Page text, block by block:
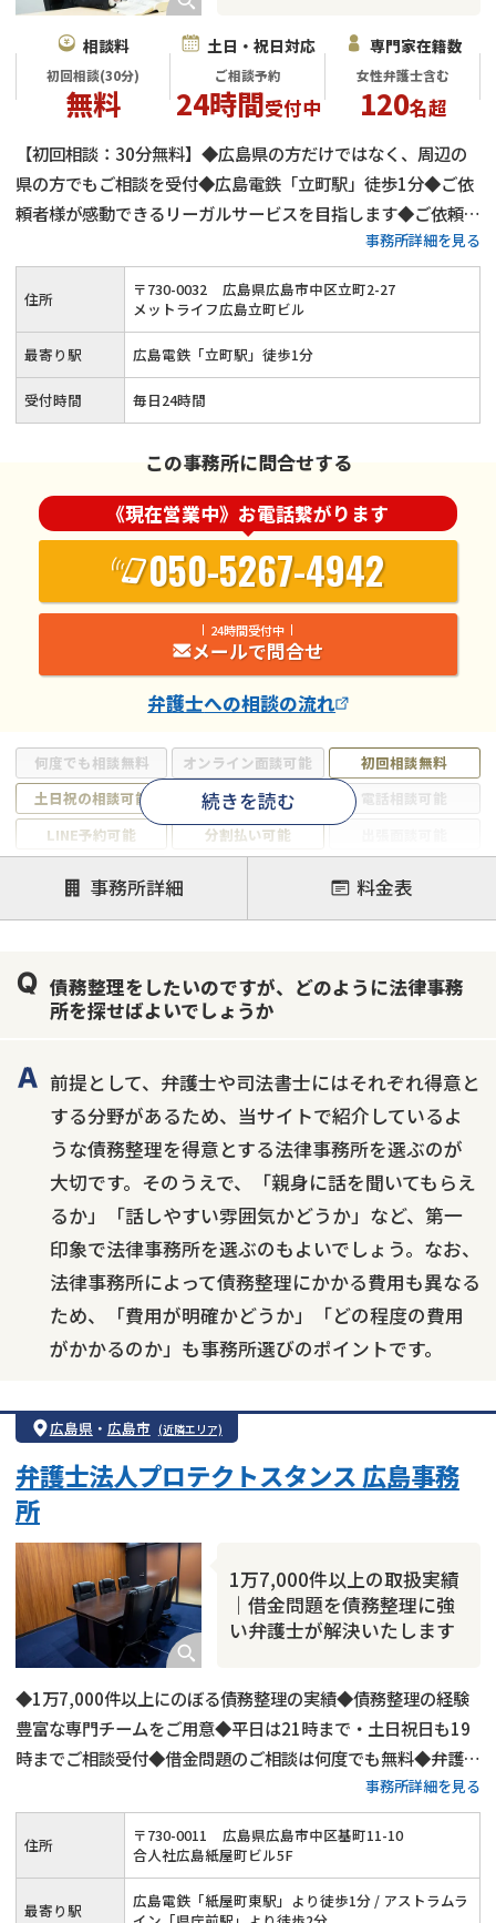
相談料
初回相談(30分)
無料
土日・祝日対応
ご相談予約
24時間受付中
専門家在籍数
女性弁護士含む
120名超
【初回相談：30分無料】◆広島県の方だけではなく、周辺の
県の方でもご相談を受付◆広島電鉄「立町駅」徒歩1分◆ご依
頼者様が感動できるリーガルサービスを目指します◆ご依頼者
様のことを一番に考えた弁護活動を心がけています事務所詳細を見る
何度でも相談無料 オンライン面談可能
初回相談無料
土日祝の相談可能
19時以降電話可能
電話相談可能
LINE予約可能
分割払い可能
個人再生
時効援用
過払い金返還請求
会社破産・法人破産
住宅ローン
続きを読む
住所 〒730-0032
広島県広島市中区立町2-27
メットライフ広島立町ビル
最寄り駅 広島電鉄「立町駅」徒歩1分
受付時間 毎日24時間
この事務所に問合せする
《現在営業中》お電話繋がります
050-5267-4942
24時間受付中
メールで問合せ
弁護士への相談の流れ
事務所詳細 料金表
債務整理をしたいのですが、どのように法律事務
所を探せばよいでしょうか
前提として、弁護士や司法書士にはそれぞれ得意と
する分野があるため、当サイトで紹介しているよ
うな債務整理を得意とする法律事務所を選ぶのが
大切です。そのうえで、「親身に話を聞いてもらえ
るか」「話しやすい雰囲気かどうか」など、第一
印象で法律事務所を選ぶのもよいでしょう。なお、
法律事務所によって債務整理にかかる費用も異なる
ため、「費用が明確かどうか」「どの程度の費用
がかかるのか」も事務所選びのポイントです。
広島県 ・ 広島市 (近隣エリア)
1万7,000件以上の取扱実績
｜借金問題を債務整理に強
い弁護士が解決いたします
弁護士法人プロテクトスタンス 広島事務
所
◆1万7,000件以上にのぼる債務整理の実績◆債務整理の経験
豊富な専門チームをご用意◆平日は21時まで・土日祝日も19
時までご相談受付◆借金問題のご相談は何度でも無料◆弁護士
費用の分割払い可◆広島電鉄「紙屋町東駅」から徒歩1分
事務所詳細を見る
住所 〒730-0011
広島県広島市中区基町11-10
合人社広島紙屋町ビル5F
最寄り駅
広島電鉄「紙屋町東駅」より徒歩1分 / アストラムラ